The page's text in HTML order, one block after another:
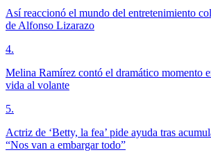
Así reaccionó el mundo del entretenimiento
de Alfonso Lizarazo
4.
Melina Ramírez contó el dramático momento
vida al volante
5.
Actriz de ‘Betty, la fea’ pide ayuda tras
“Nos van a embargar todo”